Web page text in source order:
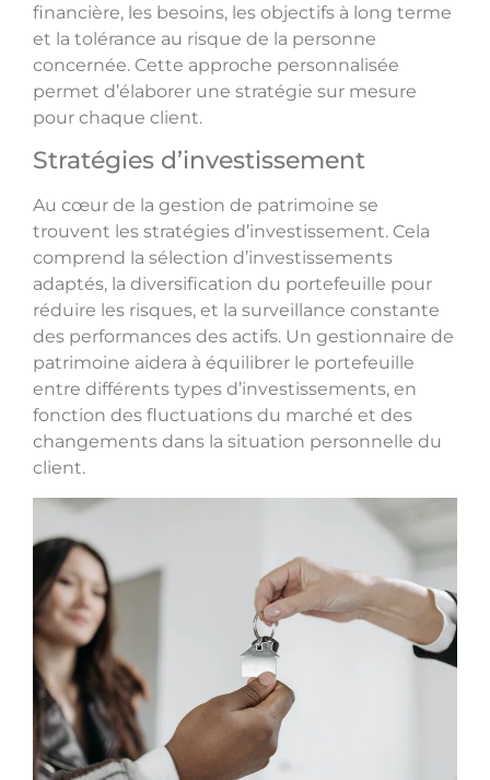
financière, les besoins, les objectifs à long terme
et la tolérance au risque de la personne
concernée. Cette approche personnalisée
permet d’élaborer une stratégie sur mesure
pour chaque client.
Stratégies d’investissement
Au cœur de la gestion de patrimoine se
trouvent les stratégies d’investissement. Cela
comprend la sélection d’investissements
adaptés, la diversification du portefeuille pour
réduire les risques, et la surveillance constante
des performances des actifs. Un gestionnaire de
patrimoine aidera à équilibrer le portefeuille
entre différents types d’investissements, en
fonction des fluctuations du marché et des
changements dans la situation personnelle du
client.